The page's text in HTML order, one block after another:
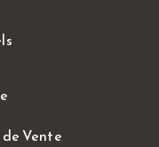
Vente